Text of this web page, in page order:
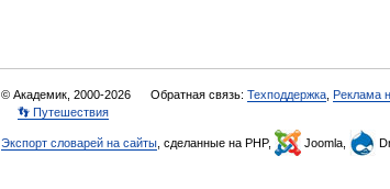
© Академик, 2000-2026 Обратная связь: Техподдержка Реклама
👣 Путешествия
Экспорт словарей на сайты , сделанные на PHP, Joomla,